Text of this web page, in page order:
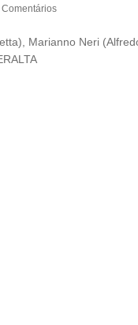
Comentários
Marianno Neri